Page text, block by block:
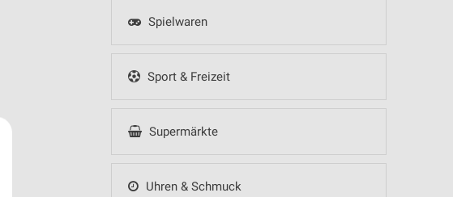
Spielwaren
Sport & Freizeit
Supermärkte
Uhren & Schmuck